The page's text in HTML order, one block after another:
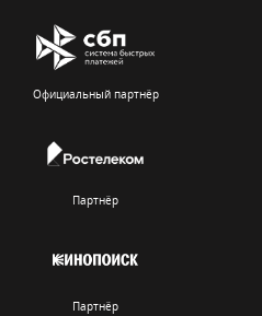
Официальный партнёр
Партнёр
Партнёр